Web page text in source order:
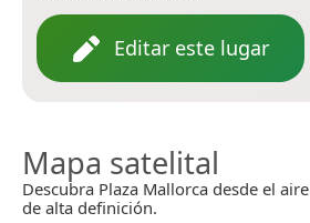
Editar este lugar
Mapa satelital
Descubra Plaza Mallorca desde el
de alta definición.